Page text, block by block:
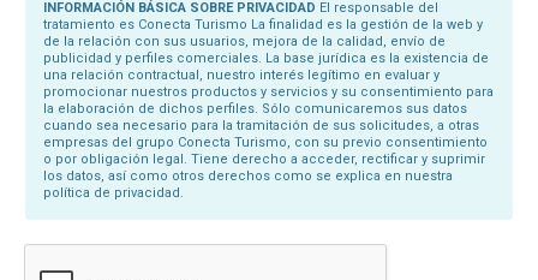
INFORMACIÓN BÁSICA SOBRE PRIVACIDAD El responsable del
tratamiento es Conecta Turismo La finalidad es la gestión de la web y
de la relación con sus usuarios, mejora de la calidad, envío de
publicidad y perfiles comerciales. La base jurídica es la existencia de
una relación contractual, nuestro interés legítimo en evaluar y
promocionar nuestros productos y servicios y su consentimiento para
la elaboración de dichos perfiles. Sólo comunicaremos sus datos
cuando sea necesario para la tramitación de sus solicitudes, a otras
empresas del grupo Conecta Turismo, con su previo consentimiento
o por obligación legal. Tiene derecho a acceder, rectificar y suprimir
los datos, así como otros derechos como se explica en nuestra
política de privacidad.